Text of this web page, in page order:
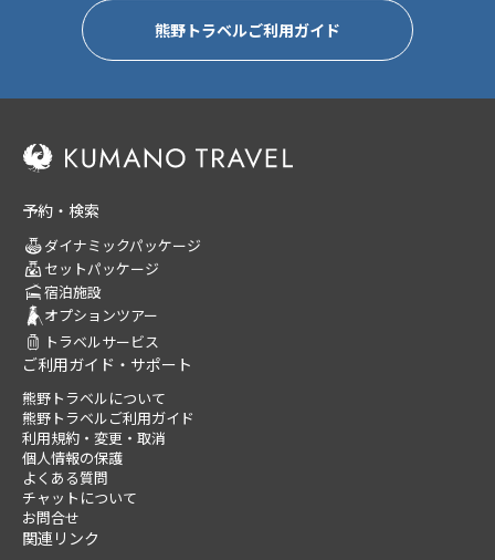
熊野トラベルご利用ガイド
予約・検索
ダイナミックパッケージ
セットパッケージ
宿泊施設
オプションツアー
トラベルサービス
ご利用ガイド・サポート
熊野トラベルについて
熊野トラベルご利用ガイド
利用規約・変更・取消
個人情報の保護
よくある質問
チャットについて
お問合せ
関連リンク